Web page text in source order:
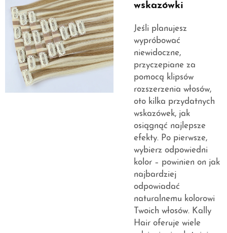
wskazówki
Jeśli planujesz
wypróbować
niewidoczne,
przyczepiane za
pomocą klipsów
rozszerzenia włosów,
oto kilka przydatnych
wskazówek, jak
osiągnąć najlepsze
efekty. Po pierwsze,
wybierz odpowiedni
kolor – powinien on jak
najbardziej
odpowiadać
naturalnemu kolorowi
Twoich włosów. Kally
Hair oferuje wiele